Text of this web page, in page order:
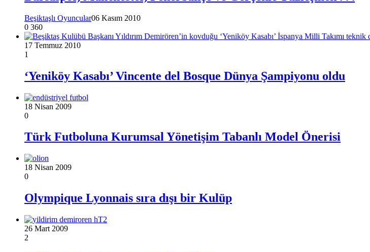
Beşiktaşlı Oyuncular06 Kasım 2010
0 360
17 Temmuz 2010
1
‘Yeniköy Kasabı’ Vincente del Bosque Dünya Şampiyonu oldu
18 Nisan 2009
0
Türk Futboluna Kurumsal Yönetişim Tabanlı Model Önerisi
18 Nisan 2009
0
Olympique Lyonnais sıra dışı bir Kulüp
26 Mart 2009
2